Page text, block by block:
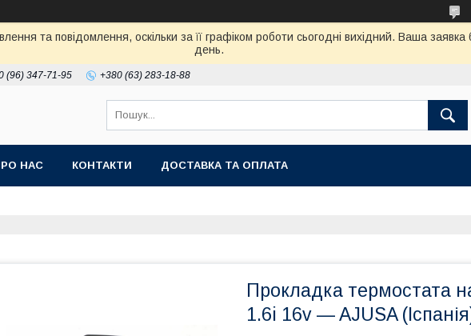
та повідомлення, оскільки за її графіком роботи сьогодні вихідний. Ваша
день.
(96) 347-71-95 +380 (63) 283-18-88
НАС КОНТАКТИ ДОСТАВКА ТА ОПЛАТА
Прокладка термостата
1.6i 16v — AJUSA